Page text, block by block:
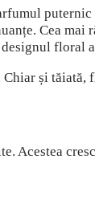
puternic
Cea mai
floral
și tăiată,
Acestea